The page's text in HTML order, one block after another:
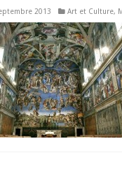
by Sofitel
» by Sofitel Olivier
2013 Art et Culture,